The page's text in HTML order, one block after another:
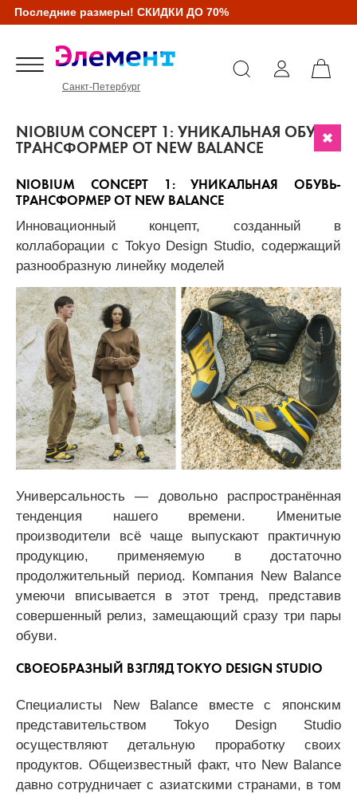
размеры! СКИДКИ ДО 70%
Санкт-Петербург
NIOBIUM CONCEPT 1: УНИКАЛЬНАЯ ОБУВЬ-
ТРАНСФОРМЕР ОТ NEW BALANCE
NIOBIUM CONCEPT 1: УНИКАЛЬНАЯ ОБУВЬ-
ТРАНСФОРМЕР ОТ NEW BALANCE
Инновационный концепт, созданный в
коллаборации с Tokyo Design Studio, содержащий
разнообразную линейку моделей
Универсальность — довольно распространённая
тенденция нашего времени. Именитые
производители всё чаще выпускают практичную
продукцию, применяемую в достаточно
продолжительный период. Компания New Balance
умеючи вписывается в этот тренд, представив
совершенный релиз, замещающий сразу три пары
обуви.
СВОЕОБРАЗНЫЙ ВЗГЛЯД TOKYO DESIGN STUDIO
Специалисты New Balance вместе с японским
представительством Tokyo Design Studio
осуществляют детальную проработку своих
продуктов. Общеизвестный факт, что New Balance
давно сотрудничает с азиатскими странами, в том